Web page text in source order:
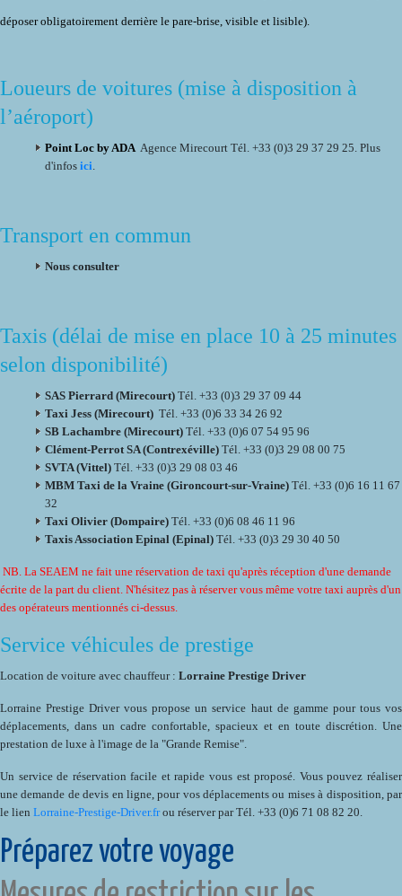
déposer obligatoirement derrière le pare-brise, visible et lisible).
Loueurs de voitures (mise à disposition à
l’aéroport)
Point Loc by ADAAgence Mirecourt Tél. +33 (0)3 29 37 29 25. Plus
d'infos ici.
Transport en commun
Nous consulter
Taxis (délai de mise en place 10 à 25 minutes
selon disponibilité)
SAS Pierrard (Mirecourt) Tél. +33 (0)3 29 37 09 44
Taxi Jess (Mirecourt) Tél. +33 (0)6 33 34 26 92
SB Lachambre (Mirecourt) Tél. +33 (0)6 07 54 95 96
Clément-Perrot SA (Contrexéville) Tél. +33 (0)3 29 08 00 75
SVTA (Vittel) Tél. +33 (0)3 29 08 03 46
MBM Taxi de la Vraine (Gironcourt-sur-Vraine) Tél. +33 (0)6 16 11 67
32
Taxi Olivier (Dompaire) Tél. +33 (0)6 08 46 11 96
Taxis Association Epinal (Epinal) Tél. +33 (0)3 29 30 40 50
NB. La SEAEM ne fait une réservation de taxi qu'après réception d'une demande
écrite de la part du client. N'hésitez pas à réserver vous même votre taxi auprès d'un
des opérateurs mentionnés ci-dessus.
Service véhicules de prestige
Location de voiture avec chauffeur : Lorraine Prestige Driver
Lorraine Prestige Driver vous propose un service haut de gamme pour tous vos
déplacements, dans un cadre confortable, spacieux et en toute discrétion. Une
prestation de luxe à l'image de la "Grande Remise".
Un service de réservation facile et rapide vous est proposé. Vous pouvez réaliser
une demande de devis en ligne, pour vos déplacements ou mises à disposition, par
le lien Lorraine-Prestige-Driver.frou réserver par Tél. +33 (0)6 71 08 82 20.
Préparez votre voyage